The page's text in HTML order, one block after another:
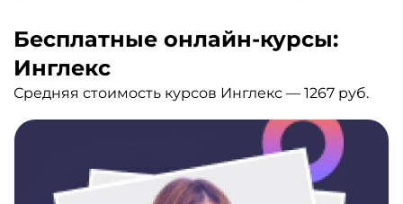
Бесплатные онлайн-курсы:
Инглекс
Средняя стоимость курсов Инглекс — 1267 руб.